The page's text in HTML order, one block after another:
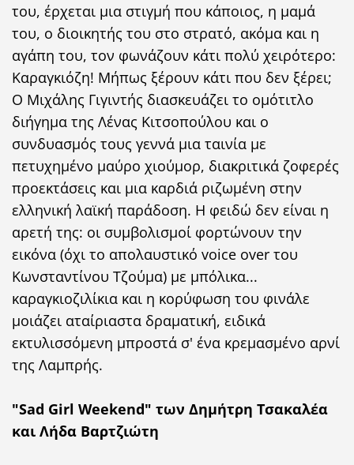
του, έρχεται μια στιγμή που κάποιος, η μαμά
του, ο διοικητής του στο στρατό, ακόμα και η
αγάπη του, τον φωνάζουν κάτι πολύ χειρότερο:
Καραγκιόζη! Μήπως ξέρουν κάτι που δεν ξέρει;
Ο Μιχάλης Γιγιντής διασκευάζει το ομότιτλο
διήγημα της Λένας Κιτσοπούλου και ο
συνδυασμός τους γεννά μια ταινία με
πετυχημένο μαύρο χιούμορ, διακριτικά ζοφερές
προεκτάσεις και μια καρδιά ριζωμένη στην
ελληνική λαϊκή παράδοση. Η φειδώ δεν είναι η
αρετή της: οι συμβολισμοί φορτώνουν την
εικόνα (όχι το απολαυστικό voice over του
Κωνσταντίνου Τζούμα) με μπόλικα...
καραγκιοζιλίκια και η κορύφωση του φινάλε
μοιάζει αταίριαστα δραματική, ειδικά
εκτυλισσόμενη μπροστά σ' ένα κρεμασμένο αρνί
της Λαμπρής.
"Sad Girl Weekend" των Δημήτρη Τσακαλέα
και Λήδα Βαρτζιώτη